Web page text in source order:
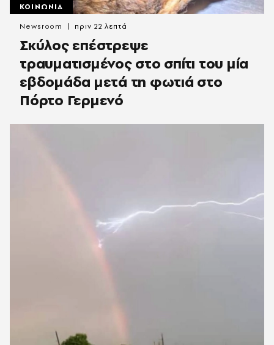
ΚΟΙΝΩΝΙΑ
Σκύλος επέστρεψε
τραυματισμένος στο σπίτι του μία
εβδομάδα μετά τη φωτιά στο
Πόρτο Γερμενό
Newsroom πριν 22 λεπτά